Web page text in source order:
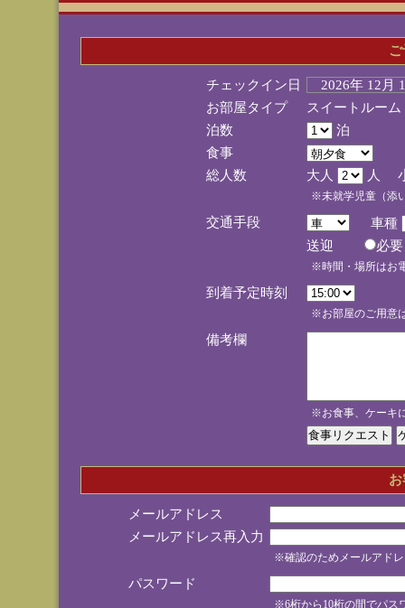
チェックイン日
2026年 12
お部屋タイプ
スイートルー
泊数
泊
食事
総人数
大人 人
※未就学児童（添
交通手段
車種
送迎
※時間・場所はお
到着予定時刻
※お部屋のご用意
備考欄
※お食事、ケーキ
メールアドレス
メールアドレス再入力
※確認のためメールアド
パスワード
※6桁から10桁の間でパス